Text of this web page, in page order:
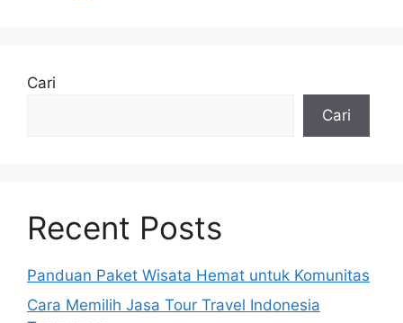
Cari
Cari
Recent Posts
Panduan Paket Wisata Hemat untuk Komunitas
Cara Memilih Jasa Tour Travel Indonesia